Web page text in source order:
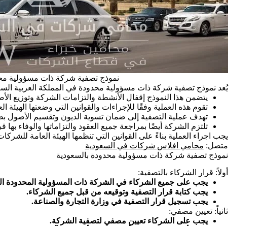
نموذج تصفية شركة ذات مسؤولية
يُعد نموذج تصفية شركة ذات مسؤولية محدودة في المملكة العربية
يتضمن هذا النموذج إقفال الأنشطة والتزامات الشركة وتوزيع
تقوم هذه العملية وفقًا للإجراءات والقوانين التي وضعتها
تهدف عملية التصفية إلى ضمان تسوية الديون وتقسيم الأصول
تلتزم الشركة أيضًا بمراجعة جميع العقود والتزاماتها والوفاء
يجب اجراء العملية بناءً على القوانين التي تنظمها الهيئة العامة
متصل: محامي افلاس شركات في السعودية
نموذج تصفية شركة ذات مسؤولية محدودة بالسعودية
أولاً: قرار الشركاء بالتصفية:
يجب على جميع الشركاء في الشركة ذات المسؤولية المحدودة
يجب كتابة قرار التصفية وتوقيعه من قبل جميع الشركاء.
يجب تسجيل قرار التصفية في وزارة التجارة والصناعة.
ثانياً: تعيين مصفي:
يجب على الشركاء تعيين مصفي لتصفية الشركة.